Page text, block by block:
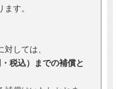
す。
しては、
税込）までの補償と